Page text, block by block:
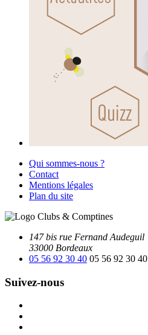
Qui sommes-nous ?
Contact
Mentions légales
Plan du site
147 bis rue Fernand Audeguil
33000 Bordeaux
05 56 92 30 40 05 56 92 30 40
Suivez-nous